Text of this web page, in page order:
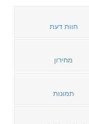
חוות דעת
מחירון
תמונות